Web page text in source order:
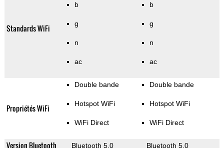
Standards WiFi
b
g
n
ac
b
g
n
ac
Propriétés WiFi
Double bande
Hotspot WiFi
WiFi Direct
Double bande
Hotspot WiFi
WiFi Direct
Version Bluetooth Bluetooth 5.0 Bluetooth 5.0